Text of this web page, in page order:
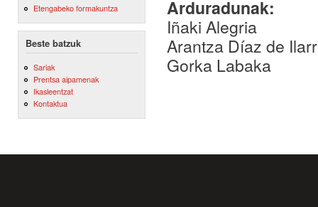
Etengabeko formakuntza
Beste batzuk
Sariak
Prentsa aipamenak
Ikasleentzat
Kontaktua
Arduradunak:
Iñaki Alegria
Arantza Díaz de
Gorka Labaka